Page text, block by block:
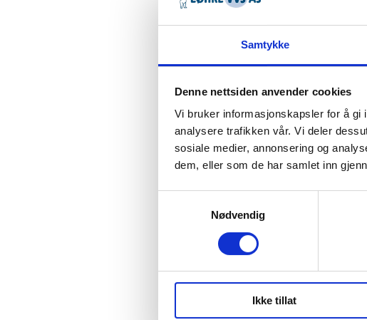
Samtykke
Denne nettsiden anvender cookies
Vi bruker informasjonskapsler for å gi
analysere trafikken vår. Vi deler
sosiale medier, annonsering og
dem, eller som de har samlet inn
Nødvendig
Ikke tillat